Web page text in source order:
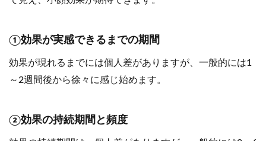
①効果が実感できるまでの期間
効果が現れるまでには個人差がありますが、一般的には1
～2週間後から徐々に感じ始めます。
②効果の持続期間と頻度